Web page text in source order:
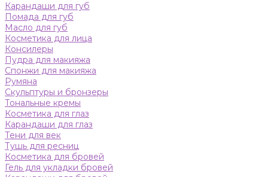
Карандаши для губ
Помада для губ
Масло для губ
Косметика для лица
Консилеры
Пудра для макияжа
Спонжи для макияжа
Румяна
Скульптуры и бронзеры
Тональные кремы
Косметика для глаз
Карандаши для глаз
Тени для век
Тушь для ресниц
Косметика для бровей
Гель для укладки бровей